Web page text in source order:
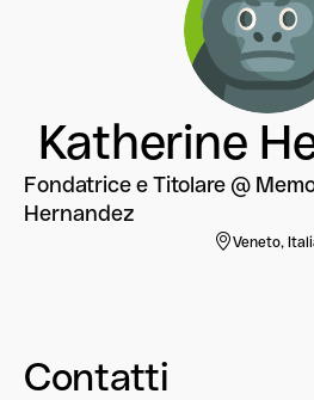
Katherine
Fondatrice e Titolare @
Hernandez
Veneto,
Contatti